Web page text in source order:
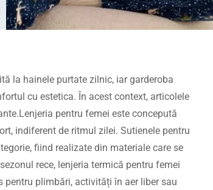
la hainele purtate zilnic, iar garderoba
cu estetica. În acest context, articolele
pentru femei este concepută
indiferent de ritmul zilei. Sutienele pentru
fiind realizate din materiale care se
rece, lenjeria termică pentru femei
pentru plimbări, activități în aer liber sau